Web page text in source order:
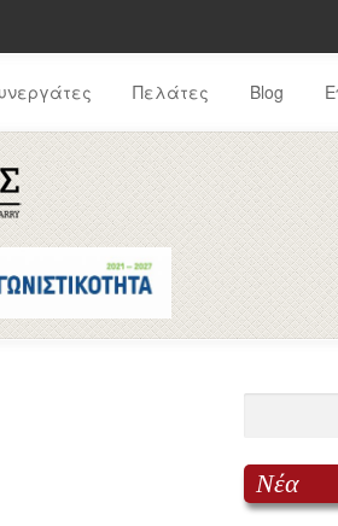
Πελάτες Blog
Νέα